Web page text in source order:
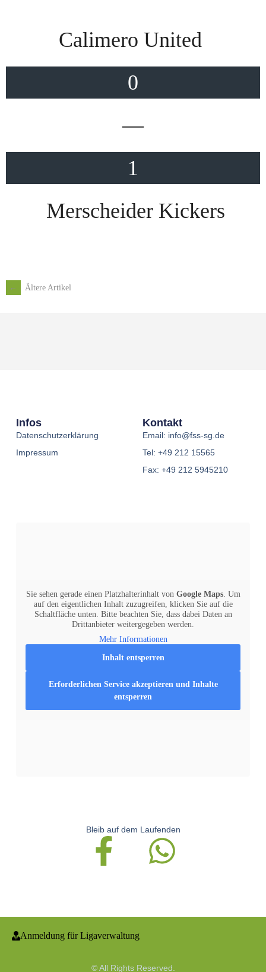
Calimero United
0
—
1
Merscheider Kickers
← Ältere Artikel
Bleib auf dem Laufenden
Infos
Datenschutzerklärung
Impressum
Kontakt
Email: info@fss-sg.de
Tel: +49 212 15565
Fax: +49 212 5945210
Sie sehen gerade einen Platzhalterinhalt von Google Maps. Um
auf den eigentlichen Inhalt zuzugreifen, klicken Sie auf die
Schaltfläche unten. Bitte beachten Sie, dass dabei Daten an
Drittanbieter weitergegeben werden.
Mehr Informationen
Inhalt entsperren
Erforderlichen Service akzeptieren und Inhalte
entsperren
Anmeldung für Ligaverwaltung
© All Rights Reserved.